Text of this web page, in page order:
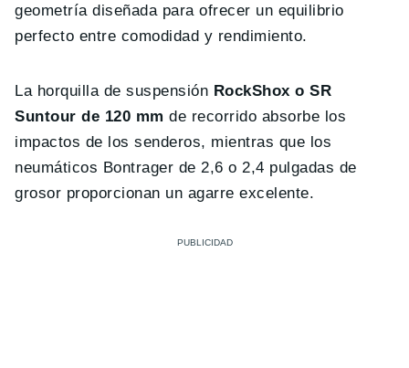
geometría diseñada para ofrecer un equilibrio
perfecto entre comodidad y rendimiento.
La horquilla de suspensión RockShox o SR
Suntour de 120 mm de recorrido absorbe los
impactos de los senderos, mientras que los
neumáticos Bontrager de 2,6 o 2,4 pulgadas de
grosor proporcionan un agarre excelente.